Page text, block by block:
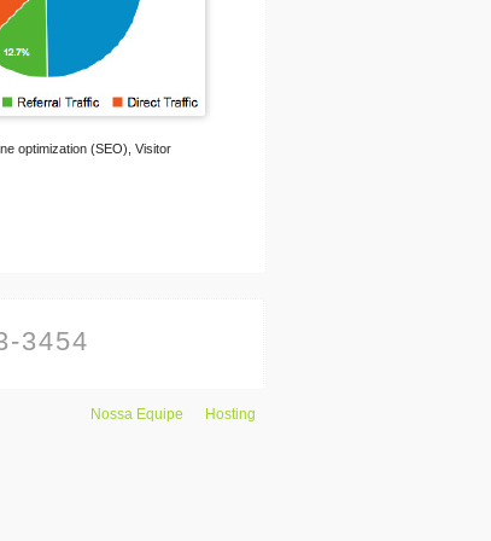
optimization (SEO), Visitor
3454
Hosting
Nossa Equipe